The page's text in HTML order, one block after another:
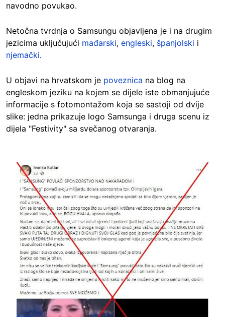
navodno povukao.
Netočna tvrdnja o Samsungu objavljena je i na drugim
jezicima uključujući mađarski, engleski, španjolski i
njemački.
U objavi na hrvatskom je poveznica na blog na
engleskom jeziku na kojem se dijele iste obmanjujuće
informacije s fotomontažom koja se sastoji od dvije
slike: jedna prikazuje logo Samsunga i druga scenu iz
dijela "Festivity" sa svečanog otvaranja.
Image